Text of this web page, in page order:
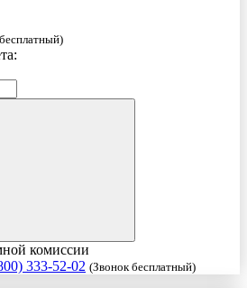
комиссии
333-52-02 (Звонок бесплатный)